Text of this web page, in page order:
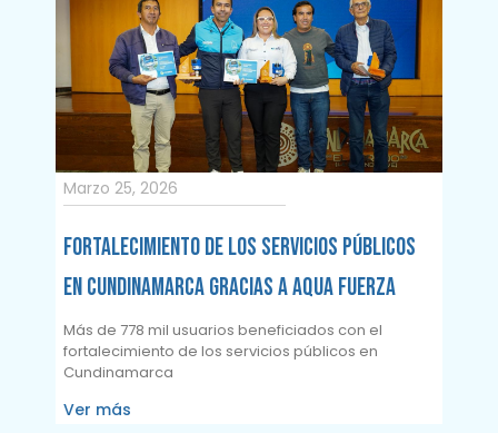
Fortalecimiento de los servicios públicos
en Cundinamarca gracias a Aqua Fuerza
Marzo 25, 2026
Más de 778 mil usuarios beneficiados con el
fortalecimiento de los servicios públicos en
Cundinamarca
Ver más